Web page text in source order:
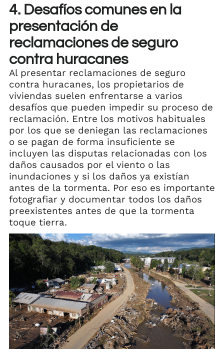
4. Desafíos comunes en la
presentación de
reclamaciones de seguro
contra huracanes
Al presentar reclamaciones de seguro
contra huracanes, los propietarios de
viviendas suelen enfrentarse a varios
desafíos que pueden impedir su proceso de
reclamación. Entre los motivos habituales
por los que se deniegan las reclamaciones
o se pagan de forma insuficiente se
incluyen las disputas relacionadas con los
daños causados por el viento o las
inundaciones y si los daños ya existían
antes de la tormenta. Por eso es importante
fotografiar y documentar todos los daños
preexistentes antes de que la tormenta
toque tierra.